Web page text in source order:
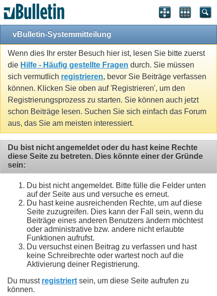
vBulletin-Systemmitteilung
Wenn dies Ihr erster Besuch hier ist, lesen Sie bitte zuerst
die Hilfe - Häufig gestellte Fragen durch. Sie müssen
sich vermutlich registrieren, bevor Sie Beiträge verfassen
können. Klicken Sie oben auf 'Registrieren', um den
Registrierungsprozess zu starten. Sie können auch jetzt
schon Beiträge lesen. Suchen Sie sich einfach das Forum
aus, das Sie am meisten interessiert.
Du bist nicht angemeldet oder du hast keine Rechte
diese Seite zu betreten. Dies könnte einer der Gründe
sein:
Du bist nicht angemeldet. Bitte fülle die Felder unten
auf der Seite aus und versuche es erneut.
Du hast keine ausreichenden Rechte, um auf diese
Seite zuzugreifen. Dies kann der Fall sein, wenn du
Beiträge eines anderen Benutzers ändern möchtest
oder administrative bzw. andere nicht erlaubte
Funktionen aufrufst.
Du versuchst einen Beitrag zu verfassen und hast
keine Schreibrechte oder wartest noch auf die
Aktivierung deiner Registrierung.
Du musst registriert sein, um diese Seite aufrufen zu
können.